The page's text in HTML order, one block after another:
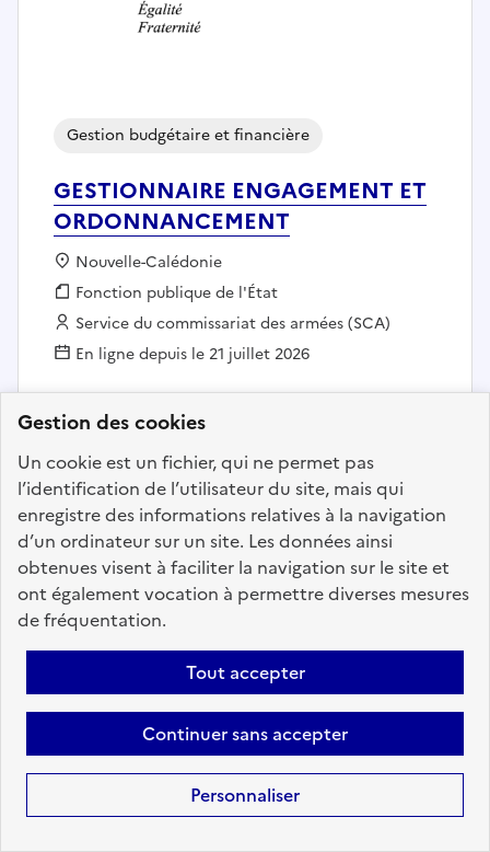
Gestion des cookies
Un cookie est un fichier, qui ne permet pas
l’identification de l’utilisateur du site, mais qui
enregistre des informations relatives à la navigation
d’un ordinateur sur un site. Les données ainsi
obtenues visent à faciliter la navigation sur le site et
ont également vocation à permettre diverses mesures
de fréquentation.
Tout accepter
Continuer sans accepter
Personnaliser
GESTIONNAIRE ENGAGEMENT ET
ORDONNANCEMENT
Gestion budgétaire et financière
Localisation :
Nouvelle-Calédonie
Fonction publique :
Fonction publique de l'État
Employeur :
Service du commissariat des armées (SCA)
En ligne depuis le 21 juillet 2026
Ajouter aux favoris
Précédent 1 18 19 20
21
22
23 24 78 Suivant
Téléchargez dès à
présent l'application
mobile “Choisir le